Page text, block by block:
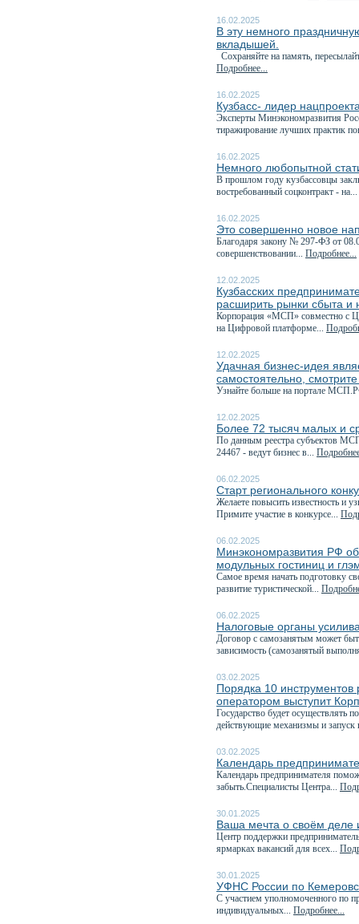
16.02.2025
В эту немного
вкладышей.
Сохраняйте на память,
Подробнее...
16.02.2025
Кузбасс- лидер
Эксперты Минэкономразвития
тиражирование лучших практик
16.02.2025
Немного любопытной
В прошлом году кузбассовцы
востребованный соцконтракт - на...
16.02.2025
Это совершенно новое
Благодаря закону № 297-ФЗ от
совершенствовании... Подробнее...
12.02.2025
Кузбасских
расширить рынки сбыта и
Корпорация «МСП» совместно с
на Цифровой платформе...
12.02.2025
Удачная бизнес-идея
самостоятельно,
Узнайте больше на портале
12.02.2025
Более 72 тысяч малых и
По данным реестра субъектов
24467 - ведут бизнес в...
06.02.2025
Старт регионального
Желаете повысить известность и
Примите участие в конкурсе...
06.02.2025
Минэкономразвития РФ
модульных гостиниц и
Самое время начать подготовку
развитие туристической...
06.02.2025
Налоговые органы
Договор с самозанятым может
зависимость (самозанятый
03.02.2025
Порядка 10
оператором выступит
Государство будет осуществлять
действующие механизмы и
03.02.2025
Календарь
Календарь предпринимателя
забыть.Специалисты Центра...
30.01.2025
Ваша мечта о своём деле
Центр поддержки
ярмарках вакансий для всех...
30.01.2025
УФНС России по
C участием уполномоченного по
индивидуальных... Подробнее...